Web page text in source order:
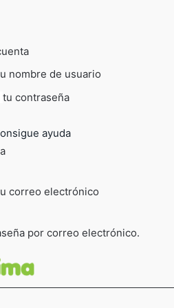
nombre de usuario
tu contraseña
ayuda
correo electrónico
por correo electrónico.